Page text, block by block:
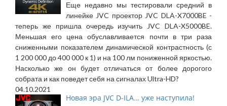
Еще недавно мы тестировали средний в
линейке JVC проектор JVC DLA-X7000BE -
теперь же пришла очередь изучить JVC DLA-X5000BE.
Меньшая его цена обуславливается почти в три раза
сниженными показателем динамической контрастность (с
1 200 000 до 400 000 к 1) и на 100 лм пониженной яркостью.
Насколько же он будет отличаться от более дорогого
собрата и как поведет себя на сигналах Ultra-HD?
04.10.2021
Новая эра JVС D-ILA… уже наступила!